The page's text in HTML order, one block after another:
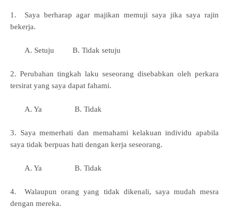
1. Saya berharap agar majikan memuji saya jika saya rajin
bekerja.
A. Setuju B. Tidak setuju
2. Perubahan tingkah laku seseorang disebabkan oleh perkara
tersirat yang saya dapat fahami.
A. Ya B. Tidak
3. Saya memerhati dan memahami kelakuan individu apabila
saya tidak berpuas hati dengan kerja seseorang.
A. Ya B. Tidak
4. Walaupun orang yang tidak dikenali, saya mudah mesra
dengan mereka.